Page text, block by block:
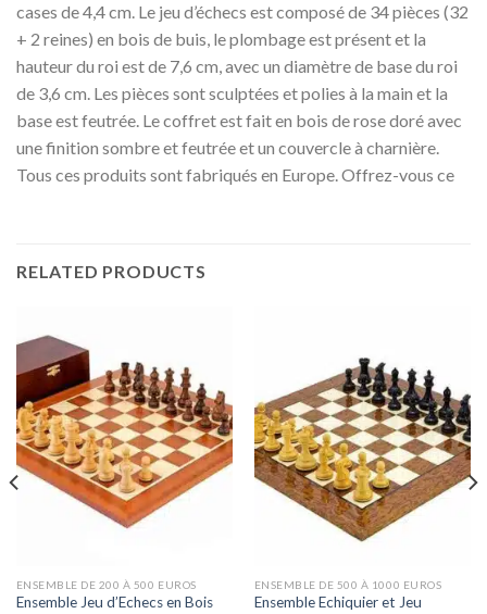
cases de 4,4 cm. Le jeu d’échecs est composé de 34 pièces (32
+ 2 reines) en bois de buis, le plombage est présent et la
hauteur du roi est de 7,6 cm, avec un diamètre de base du roi
de 3,6 cm. Les pièces sont sculptées et polies à la main et la
base est feutrée. Le coffret est fait en bois de rose doré avec
une finition sombre et feutrée et un couvercle à charnière.
Tous ces produits sont fabriqués en Europe. Offrez-vous ce
RELATED PRODUCTS
ENSEMBLE DE 200 À 500 EUROS
Ensemble Jeu d’Echecs en Bois
ENSEMBLE DE 500 À 1000 EUROS
Ensemble Echiquier et Jeu